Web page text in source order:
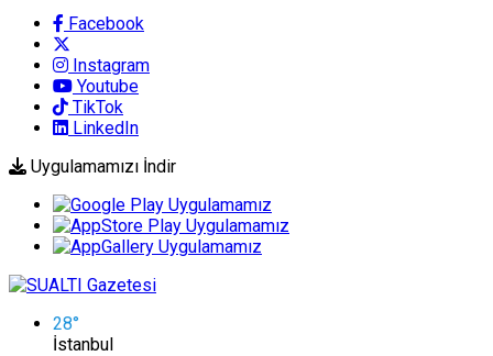
Facebook
Instagram
Youtube
TikTok
LinkedIn
Uygulamamızı İndir
28°
İstanbul